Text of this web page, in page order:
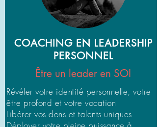
COACHING EN LEADERSHIP
PERSONNEL
Être un leader en SOI
Révéler votre identité personnelle, votre
être profond et votre vocation
Libérer vos dons et talents uniques